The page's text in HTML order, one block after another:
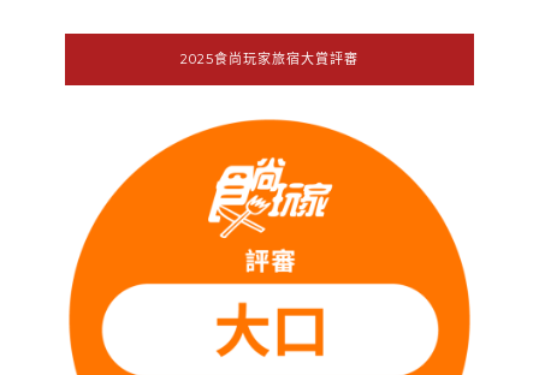
2025食尚玩家旅宿大賞評審